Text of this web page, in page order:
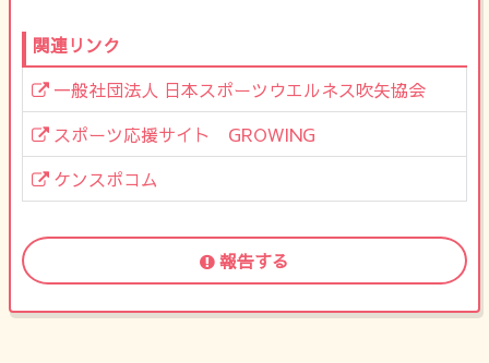
関連リンク
一般社団法人 日本スポーツウエルネス吹矢協会
スポーツ応援サイト GROWING
ケンスポコム
報告する